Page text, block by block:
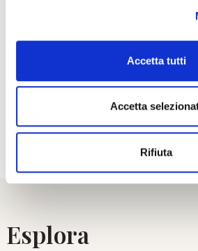
Accetta tutti
Accetta
Rifiuta
DAMER 26.08.2026 AMAR
ACQUISTA
01 08
Esplora